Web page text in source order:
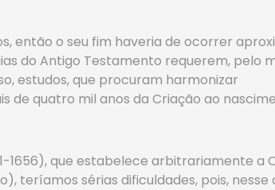
então o seu fim haveria de ocorrer
do Antigo Testamento requerem, pelo
estudos, que procuram harmonizar
quatro mil anos da Criação ao
1656), que estabelece arbitrariamente a
teríamos sérias dificuldades, pois, nesse